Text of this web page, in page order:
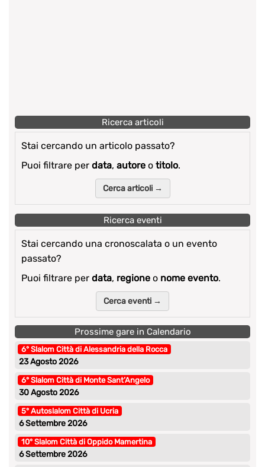
Ricerca articoli
Stai cercando un articolo passato?
Puoi filtrare per data, autore o titolo.
Cerca articoli →
Ricerca eventi
Stai cercando una cronoscalata o un evento
passato?
Puoi filtrare per data, regione o nome evento.
Cerca eventi →
Prossime gare in Calendario
6° Slalom Città di Alessandria della Rocca
23 Agosto 2026
6° Slalom Città di Monte Sant’Angelo
30 Agosto 2026
5° Autoslalom Città di Ucria
6 Settembre 2026
10° Slalom Città di Oppido Mamertina
6 Settembre 2026